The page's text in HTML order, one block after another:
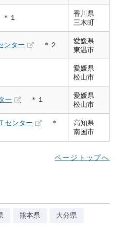
＊１
香川県
三木町
ンター ＊２
愛媛県
東温市
愛媛県
松山市
ー ＊１
愛媛県
松山市
センター
＊
高知県
南国市
ページトップへ
熊本県 大分県